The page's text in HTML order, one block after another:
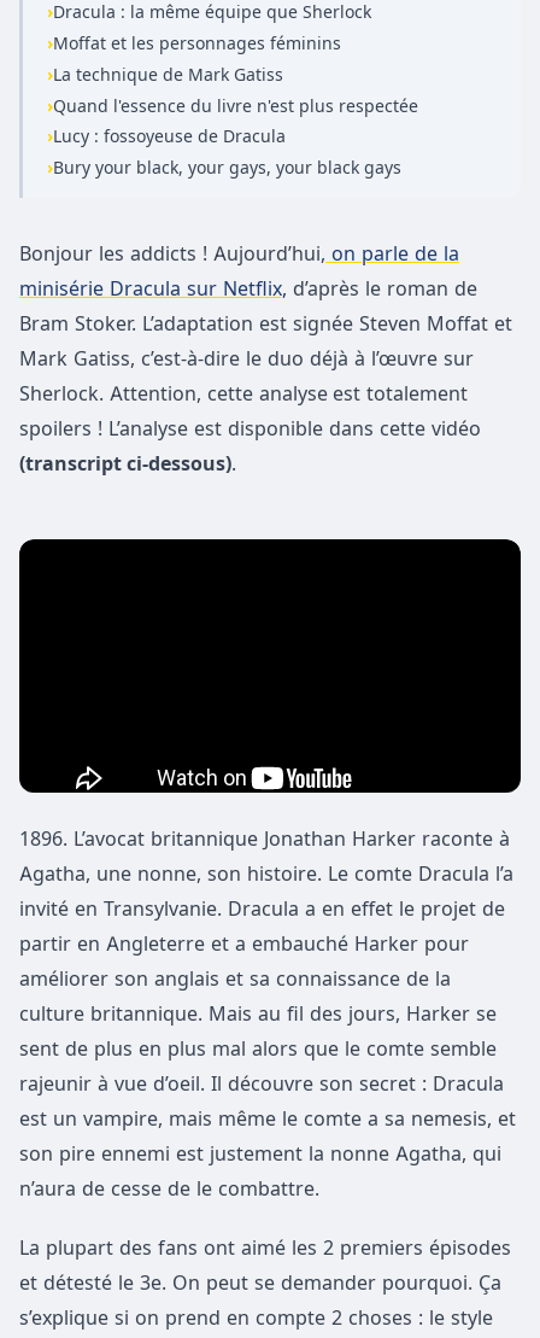
›Dracula : la même équipe que Sherlock
›Moffat et les personnages féminins
›La technique de Mark Gatiss
›Quand l'essence du livre n'est plus respectée
›Lucy : fossoyeuse de Dracula
›Bury your black, your gays, your black gays
Bonjour les addicts ! Aujourd’hui, on parle de la
minisérie Dracula sur Netflix, d’après le roman de
Bram Stoker. L’adaptation est signée Steven Moffat et
Mark Gatiss, c’est-à-dire le duo déjà à l’œuvre sur
Sherlock. Attention, cette analyse est totalement
spoilers ! L’analyse est disponible dans cette vidéo
(transcript ci-dessous).
1896. L’avocat britannique Jonathan Harker raconte à
Agatha, une nonne, son histoire. Le comte Dracula l’a
invité en Transylvanie. Dracula a en effet le projet de
partir en Angleterre et a embauché Harker pour
améliorer son anglais et sa connaissance de la
culture britannique. Mais au fil des jours, Harker se
sent de plus en plus mal alors que le comte semble
rajeunir à vue d’oeil. Il découvre son secret : Dracula
est un vampire, mais même le comte a sa nemesis, et
son pire ennemi est justement la nonne Agatha, qui
n’aura de cesse de le combattre.
La plupart des fans ont aimé les 2 premiers épisodes
et détesté le 3e. On peut se demander pourquoi. Ça
s’explique si on prend en compte 2 choses : le style